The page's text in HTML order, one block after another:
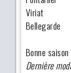
Viriat
Bellegarde
Bonne
Dernière